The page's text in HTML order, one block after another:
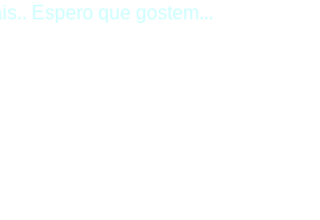
Espero que gostem...